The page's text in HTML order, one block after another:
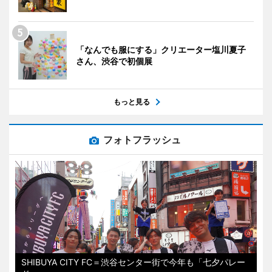
「なんでも服にする」クリエーター塩川夏子
さん、渋谷で初個展
もっと見る
フォトフラッシュ
SHIBUYA CITY FC＝渋谷センター街で今年も「七夕パレー